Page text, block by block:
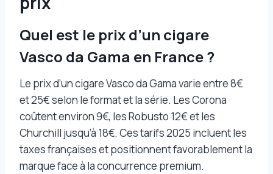
Quel est le prix d’un cigare
Vasco da Gama en France ?
Le prix d’un cigare Vasco da Gama varie entre 8€
et 25€ selon le format et la série. Les Corona
coûtent environ 9€, les Robusto 12€ et les
Churchill jusqu’à 18€. Ces tarifs 2025 incluent les
taxes françaises et positionnent favorablement la
marque face à la concurrence premium.